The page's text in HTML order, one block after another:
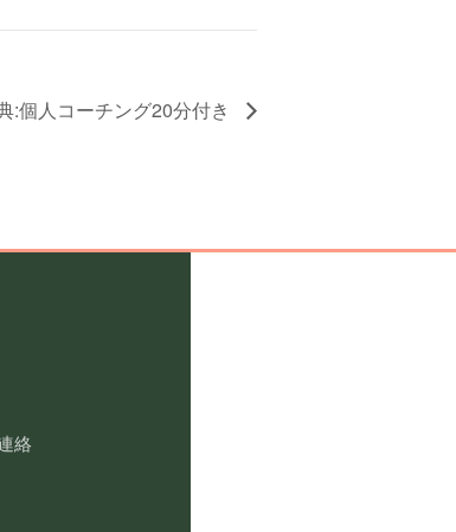
:個人コーチング20分付き
絡